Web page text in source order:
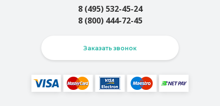
8 (495) 532-45-24
8 (800) 444-72-45
Заказать звонок